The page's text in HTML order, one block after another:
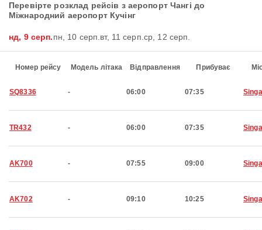
Перевірте розклад рейсів з аеропорт Чангі до
Міжнародний аеропорт Кучінг
нд, 9 серп.пн, 10 серп. вт, 11 серп. ср, 12 серп.
Номер рейсу Модель літака Відправлення Прибуває
SQ8336 - 06:00 07:35
TR432 - 06:00 07:35
AK700 - 07:55 09:00
AK702 - 09:10 10:25